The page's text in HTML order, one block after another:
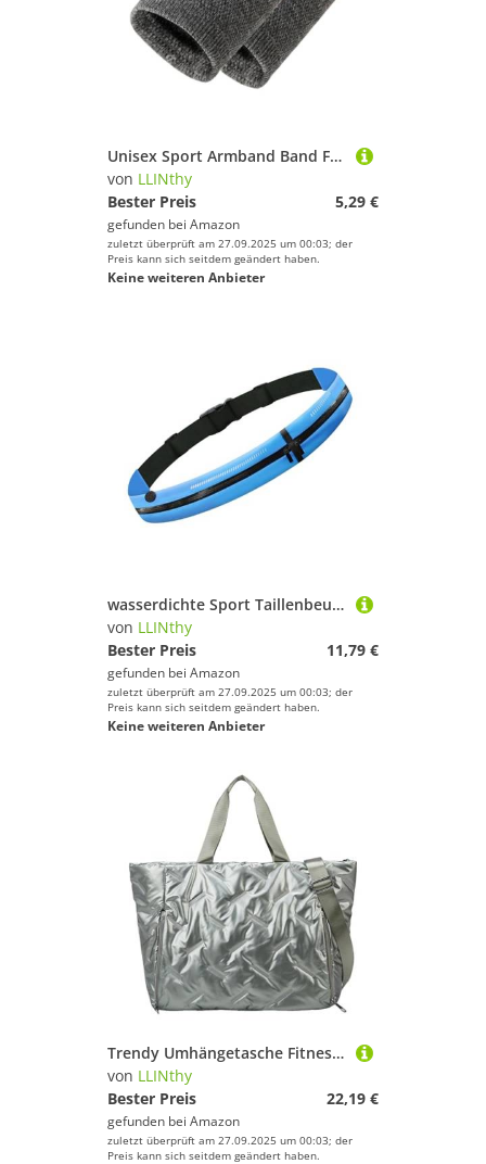
Unisex Sport Armband Band Für Frauen Mann Kind Saugle Sweatband Sweatbands Für Tennis Fußball Basketball Laufende Sportsportpaket
von LLINthy
Bester Preis
5,29 €
gefunden bei Amazon
zuletzt überprüft am 27.09.2025 um 00:03; der
Preis kann sich seitdem geändert haben.
Keine weiteren Anbieter
wasserdichte Sport Taillenbeutel Zum Joggenklettern Doppelspeichertaschen Reflektierende Streifen Elastischer Nylon Taillenpack Reflektierender Sicherheitsgürtel Mit Gummiband
von LLINthy
Bester Preis
11,79 €
gefunden bei Amazon
zuletzt überprüft am 27.09.2025 um 00:03; der
Preis kann sich seitdem geändert haben.
Keine weiteren Anbieter
Trendy Umhängetasche Fitnessstudio Fitness Travel Sport Großer Kapazität Über Nacht Sportmatte Für Frauen Yogamatte Schulter Großer Kapazität Reise Handtasche
von LLINthy
Bester Preis
22,19 €
gefunden bei Amazon
zuletzt überprüft am 27.09.2025 um 00:03; der
Preis kann sich seitdem geändert haben.